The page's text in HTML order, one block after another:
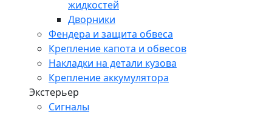
жидкостей
Дворники
Фендера и защита обвеса
Крепление капота и обвесов
Накладки на детали кузова
Крепление аккумулятора
Экстерьер
Сигналы